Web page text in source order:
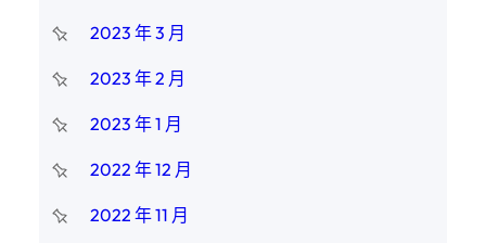
2023 年 3 月
2023 年 2 月
2023 年 1 月
2022 年 12 月
2022 年 11 月